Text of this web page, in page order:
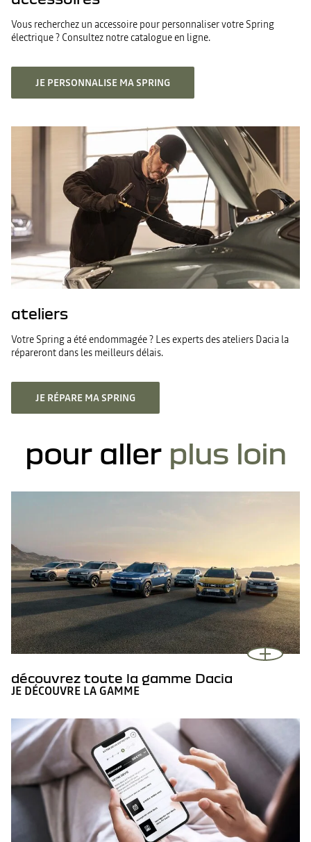
Vous recherchez un accessoire pour personnaliser votre Spring
électrique ? Consultez notre catalogue en ligne.
JE PERSONNALISE MA SPRING
ateliers
Votre Spring a été endommagée ? Les experts des ateliers Dacia la
répareront dans les meilleurs délais.
JE RÉPARE MA SPRING
pour aller plus loin
découvrez toute la gamme Dacia
JE DÉCOUVRE LA GAMME